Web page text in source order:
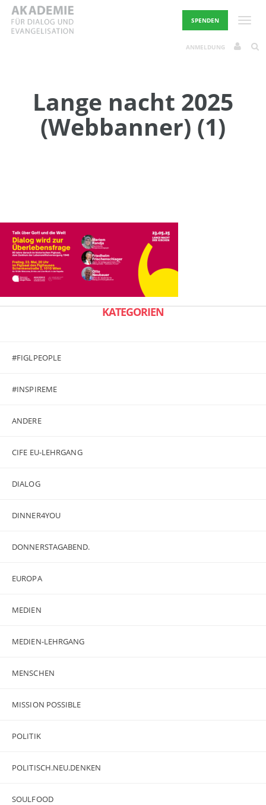
Skip
content
SPENDEN
ANMELDUNG
Lange nacht 2025
(Webbanner) (1)
KATEGORIEN
#FIGLPEOPLE
#INSPIREME
ANDERE
CIFE EU-LEHRGANG
DIALOG
DINNER4YOU
DONNERSTAGABEND.
EUROPA
MEDIEN
MEDIEN-LEHRGANG
MENSCHEN
MISSION POSSIBLE
POLITIK
POLITISCH.NEU.DENKEN
SOULFOOD